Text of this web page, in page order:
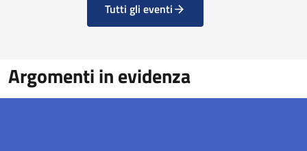
Tutti gli eventi
Argomenti in evidenza